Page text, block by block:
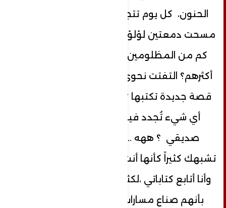
الحنون، كل يوم تتجدد معها الأيام " ؟!
مسحت دمعتين لؤلؤتين عن خديها ، يا الله
كم من المظلومين في هذه الدنيا وما
أكثرهم؟ التفتت نحوي أ تكون ميس بطلة
قصة جديدة تكتبها ؟ يبدو أنك تبحث عن
أي شيء تُجدد فيه رؤى خيالاتك .. يا
صديقي ؟ ههه ..ههه. .. لا، ولكنها
تشبهك كثيراً كأنها أنت ! أبحرت في عينيها –
وأنا أتابع كتاباتي ،لكثير من الذين توهمنا
بأنهم صناع مسارات - سقطوا في بئر